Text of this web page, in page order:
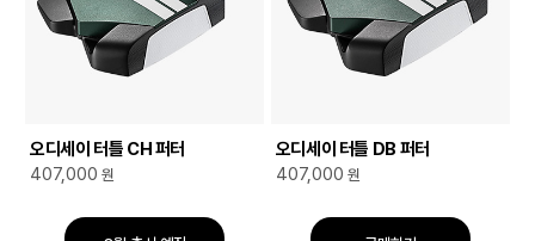
오디세이 터틀 CH 퍼터
407,000 원
오디세이 터틀 DB 퍼터
407,000 원